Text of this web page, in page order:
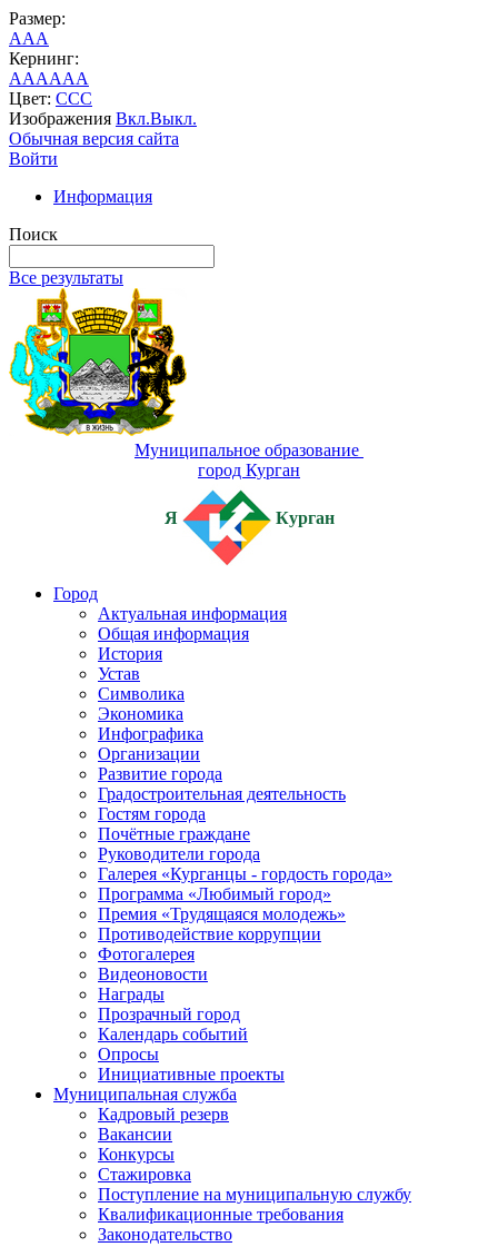
Размер:
AAA
Кернинг:
AAAAAA
Цвет: CCC
Изображения Вкл.Выкл.
Обычная версия сайта
Войти
Информация
Поиск
Все результаты
Муниципальное образование
город Курган
Я Курган
Город
Актуальная информация
Общая информация
История
Устав
Символика
Экономика
Инфографика
Организации
Развитие города
Градостроительная деятельность
Гостям города
Почётные граждане
Руководители города
Галерея «Курганцы - гордость города»
Программа «Любимый город»
Премия «Трудящаяся молодежь»
Противодействие коррупции
Фотогалерея
Видеоновости
Награды
Прозрачный город
Календарь событий
Опросы
Инициативные проекты
Муниципальная служба
Кадровый резерв
Вакансии
Конкурсы
Стажировка
Поступление на муниципальную службу
Квалификационные требования
Законодательство